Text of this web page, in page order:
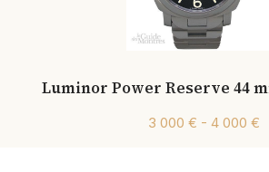
Luminor Power Reserve 44
3 000 € - 4 000 €